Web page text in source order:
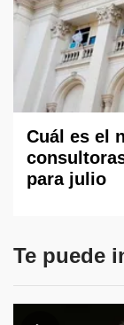
Cuál es el
para julio
Te puede